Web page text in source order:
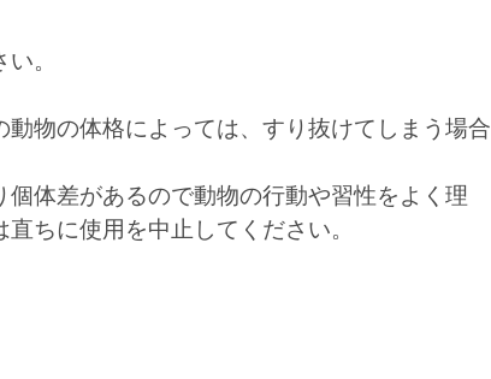
。
物の体格によっては、すり抜けてしまう場合
体差があるので動物の行動や習性をよく理
ちに使用を中止してください。